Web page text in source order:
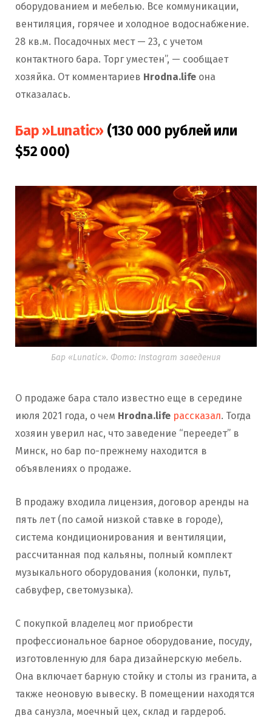
оборудованием и мебелью. Все коммуникации,
вентиляция, горячее и холодное водоснабжение.
28 кв.м. Посадочных мест — 23, с учетом
контактного бара. Торг уместен”, — сообщает
хозяйка. От комментариев Hrodna.life она
отказалась.
Бар »Lunatic» (130 000 рублей или
$52 000)
Бар «Lunatic». Фото: Instagram заведения
О продаже бара стало известно еще в середине
июля 2021 года, о чем Hrodna.life рассказал. Тогда
хозяин уверил нас, что заведение “переедет” в
Минск, но бар по-прежнему находится в
объявлениях о продаже.
В продажу входила лицензия, договор аренды на
пять лет (по самой низкой ставке в городе),
система кондиционирования и вентиляции,
рассчитанная под кальяны, полный комплект
музыкального оборудования (колонки, пульт,
сабвуфер, светомузыка).
С покупкой владелец мог приобрести
профессиональное барное оборудование, посуду,
изготовленную для бара дизайнерскую мебель.
Она включает барную стойку и столы из гранита, а
также неоновую вывеску. В помещении находятся
два санузла, моечный цех, склад и гардероб.